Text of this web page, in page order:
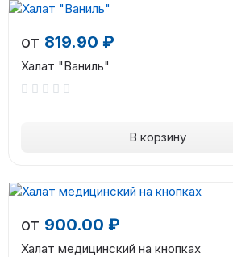
от 819.90 ₽
Халат "Ваниль"
В корзину
от 900.00 ₽
Халат медицинский на кнопках